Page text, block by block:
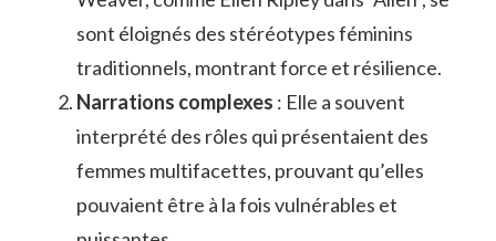
sont éloignés des stéréotypes féminins
traditionnels, montrant force et résilience.
Narrations complexes : Elle a souvent
interprété des rôles qui présentaient des
femmes multifacettes, prouvant qu’elles
pouvaient être à la fois vulnérables et